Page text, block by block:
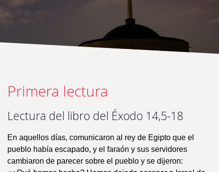
Primera lectura
Lectura del libro del Éxodo 14,5-18
En aquellos días, comunicaron al rey de Egipto que el
pueblo había escapado, y el faraón y sus servidores
cambiaron de parecer sobre el pueblo y se dijeron: